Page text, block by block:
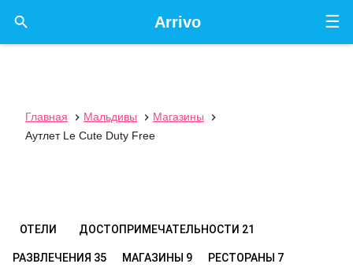
☰
Arrivo

Главная  Мальдивы  Магазины

Аутлет Le Cute Duty Free
ОТЕЛИ ДОСТОПРИМЕЧАТЕЛЬНОСТИ 21
РАЗВЛЕЧЕНИЯ 35 МАГАЗИНЫ 9 РЕСТОРАНЫ 7